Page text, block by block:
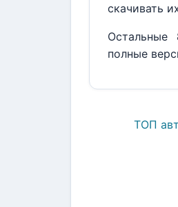
скачивать
Остальные
полные
ТОП